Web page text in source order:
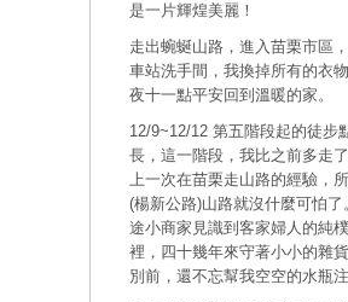
是一片輝煌美麗！
走出蜿蜒山路，進入苗栗市區
車站洗手間，我換掉所有的衣
夜十一點平安回到溫暖的家。
12/9~12/12 第五階段起的徒步
長，這一階段，我比之前多走
上一次在苗栗走山路的經驗，
(楊新公路)山路就沒什麼可怕
途小商家見識到客家婦人的純
裡，四十幾年來守著小小的雜
別前，還不忘幫我空空的水瓶